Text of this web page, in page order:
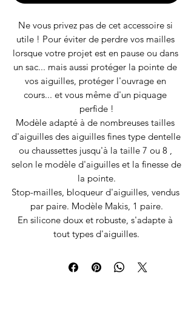
Ne vous privez pas de cet accessoire si
utile ! Pour éviter de perdre vos mailles
lorsque votre projet est en pause ou dans
un sac... mais aussi protéger la pointe de
vos aiguilles, protéger l'ouvrage en
cours... et vous même d'un piquage
perfide !
Modèle adapté à de nombreuses tailles
d'aiguilles des aiguilles fines type dentelle
ou chaussettes jusqu'à la taille 7 ou 8 ,
selon le modèle d'aiguilles et la finesse de
la pointe.
Stop-mailles, bloqueur d'aiguilles, vendus
par paire. Modèle Makis, 1 paire.
En silicone doux et robuste, s'adapte à
tout types d'aiguilles.